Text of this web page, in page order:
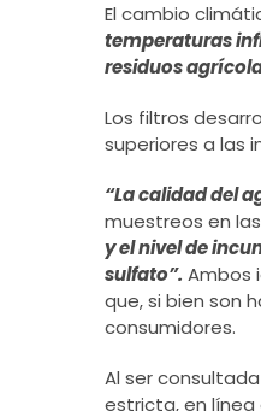
El cambio
temperaturas
residuos
Los filtros
superiores a las
“La calidad del
muestreos en
y el nivel de
sulfato”. Ambos
que, si bien son
consumidores.
Al ser
estricta, en línea